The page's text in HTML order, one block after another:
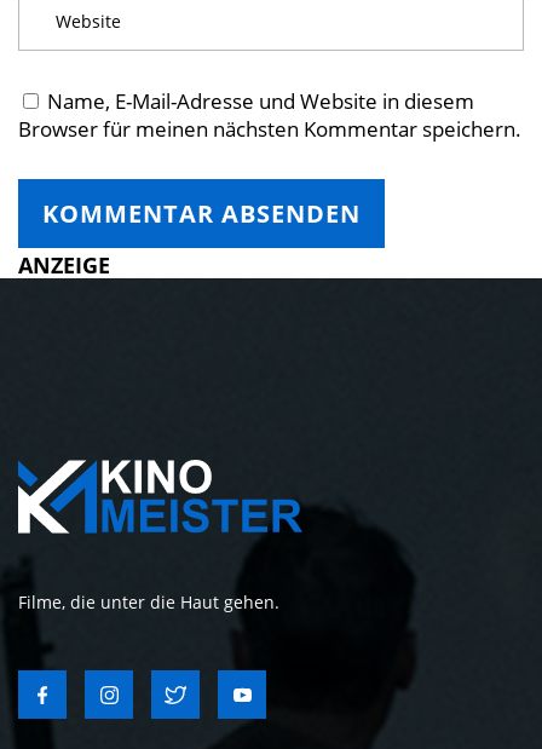
Name, E-Mail-Adresse und Website in diesem
Browser für meinen nächsten Kommentar speichern.
ANZEIGE
Filme, die unter die Haut gehen.